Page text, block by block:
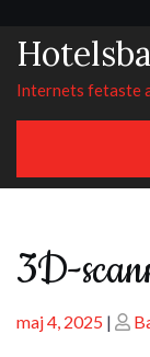
content
Internets fetaste
3D-
Posted
maj 4, 2025 |